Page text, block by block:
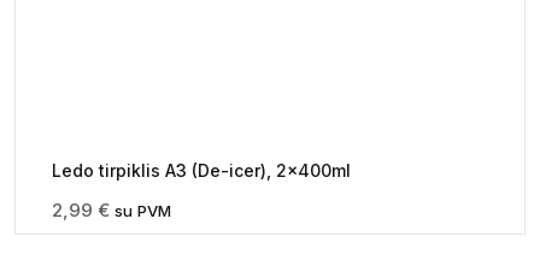
Ledo tirpiklis A3 (De-icer), 2x400ml
2,99 € su PVM